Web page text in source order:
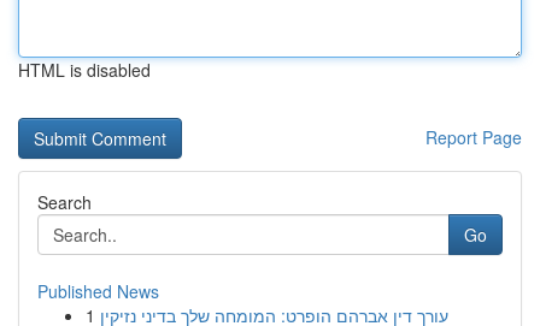
HTML is disabled
Report Page
Search
Go
Published News
1 עורך דין אברהם הופרט: המומחה שלך בדיני נזיקין